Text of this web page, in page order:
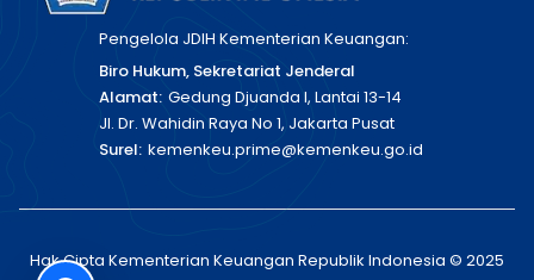
Pengelola JDIH Kementerian Keuangan:
Biro Hukum, Sekretariat Jenderal
Alamat: Gedung Djuanda I, Lantai 13-14
Jl. Dr. Wahidin Raya No 1, Jakarta Pusat
Surel: kemenkeu.prime@kemenkeu.go.id
Hak Cipta Kementerian Keuangan Republik Indonesia © 2025